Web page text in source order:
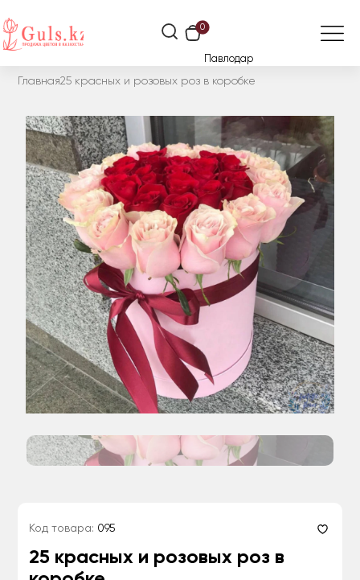
0
Павлодар
Главная25 красных и розовых роз в коробке
Код товара: 095
25 красных и розовых роз в